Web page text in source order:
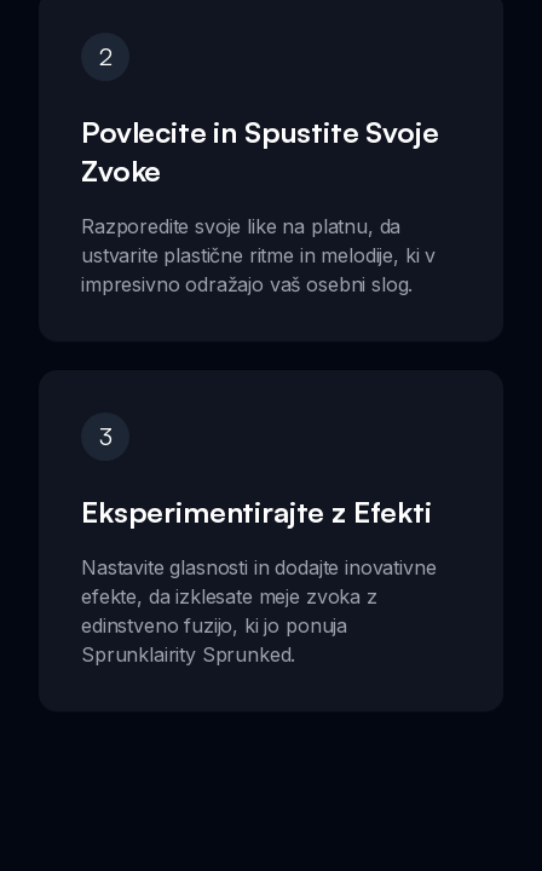
2
Povlecite in Spustite Svoje
Zvoke
Razporedite svoje like na platnu, da
ustvarite plastične ritme in melodije, ki v
impresivno odražajo vaš osebni slog.
3
Eksperimentirajte z Efekti
Nastavite glasnosti in dodajte inovativne
efekte, da izklesate meje zvoka z
edinstveno fuzijo, ki jo ponuja
Sprunklairity Sprunked.